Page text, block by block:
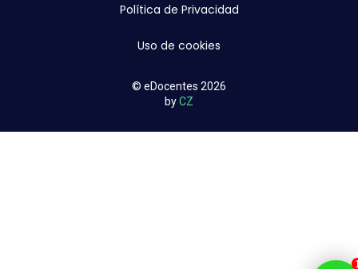
Política de Privacidad
Uso de cookies
© eDocentes 2026
byCZ